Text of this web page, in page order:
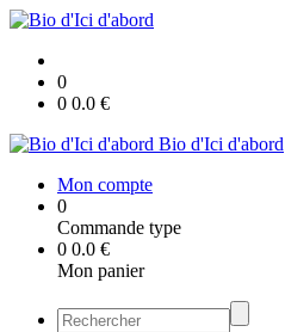
0
0 0.0 €
Bio d'Ici d'abord
Mon compte
0
Commande type
0 0.0 €
Mon panier